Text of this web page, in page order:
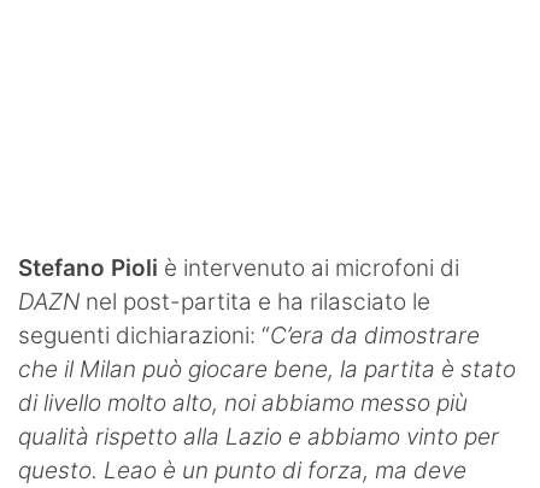
Stefano Pioli è intervenuto ai microfoni di
DAZN nel post-partita e ha rilasciato le
seguenti dichiarazioni: “C’era da dimostrare
che il Milan può giocare bene, la partita è stato
di livello molto alto, noi abbiamo messo più
qualità rispetto alla Lazio e abbiamo vinto per
questo. Leao è un punto di forza, ma deve